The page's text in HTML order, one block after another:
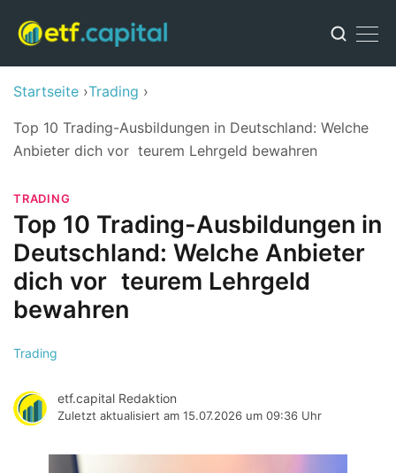
Startseite Trading
Top 10 Trading-Ausbildungen in Deutschland: Welche
Anbieter dich vor teurem Lehrgeld bewahren
TRADING
Top 10 Trading-Ausbildungen in
Deutschland: Welche Anbieter
dich vor teurem Lehrgeld
bewahren
Trading
etf.capital Redaktion
Zuletzt aktualisiert am 15.07.2026 um 09:36 Uhr